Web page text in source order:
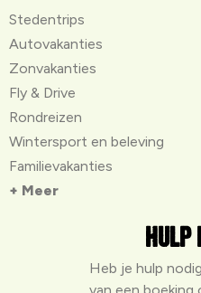
Stedentrips
Autovakanties
Zonvakanties
Fly & Drive
Rondreizen
Wintersport en beleving
Familievakanties
+ Meer
Hulp
Heb je hulp